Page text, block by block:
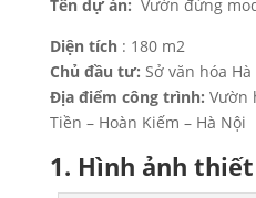
Tên dự án: Vườn đứng
Diện tích: 180 m2
Chủ đầu tư: Sở văn hóa Hà
Địa điểm công trình: Vườn
Tiền – Hoàn Kiếm – Hà Nội
1. Hình ảnh